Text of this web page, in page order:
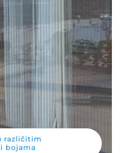
različitim
bojama